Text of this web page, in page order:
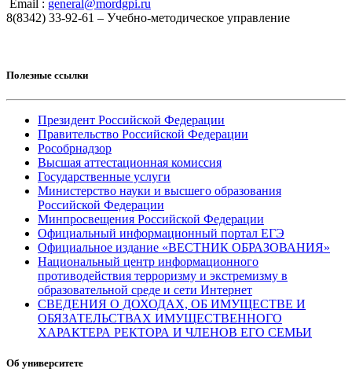
Email : general@mordgpi.ru
8(8342) 33-92-61 – Учебно-методическое управление
Полезные ссылки
Президент Российской Федерации
Правительство Российской Федерации
Рособрнадзор
Высшая аттестационная комиссия
Государственные услуги
Министерство науки и высшего образования
Российской Федерации
Минпросвещения Российской Федерации
Официальный информационный портал ЕГЭ
Официальное издание «ВЕСТНИК ОБРАЗОВАНИЯ»
Национальный центр информационного
противодействия терроризму и экстремизму в
образовательной среде и сети Интернет
СВЕДЕНИЯ О ДОХОДАХ, ОБ ИМУЩЕСТВЕ И
ОБЯЗАТЕЛЬСТВАХ ИМУЩЕСТВЕННОГО
ХАРАКТЕРА РЕКТОРА И ЧЛЕНОВ ЕГО СЕМЬИ
Об университете